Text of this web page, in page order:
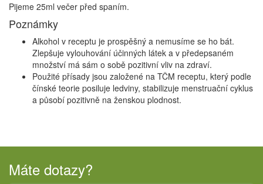
Pijeme 25ml večer před spaním.
Poznámky
Alkohol v receptu je prospěšný a nemusíme se ho bát.
Zlepšuje vylouhování účinných látek a v předepsaném
množství má sám o sobě pozitivní vliv na zdraví.
Použité přísady jsou založené na TČM receptu, který podle
čínské teorie posiluje ledviny, stabilizuje menstruační cyklus
a působí pozitivně na ženskou plodnost.
Máte dotazy?